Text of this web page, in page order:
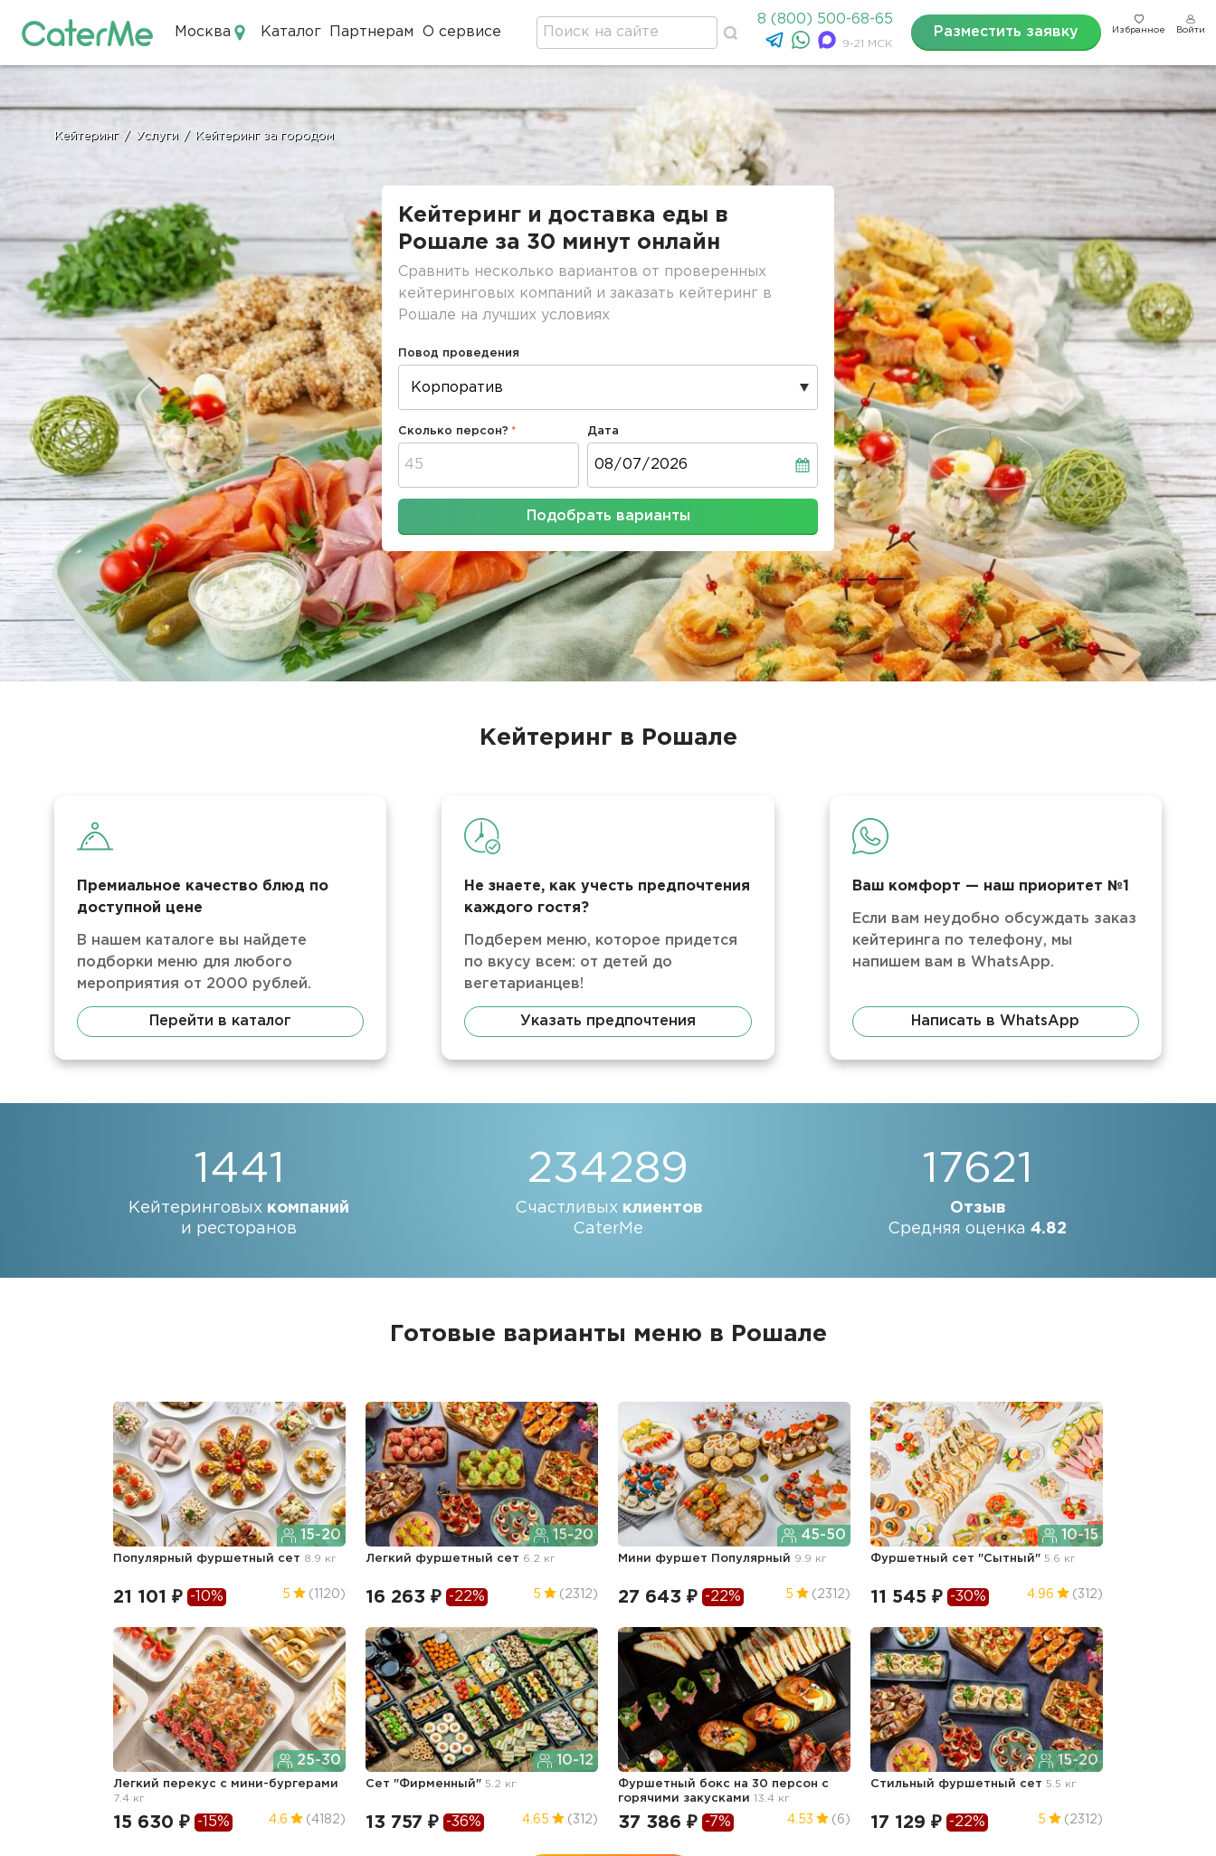
Москва Каталог Партнерам О сервисе
8 (800) 500-68-65
9-21 МСК
Разместить заявку Избранное Войти
Строка
Кейтеринг / Услуги / Кейтеринг за городом
Кейтеринг и доставка еды в
Рошале за 30 минут онлайн
Сравнить несколько вариантов от проверенных
кейтеринговых компаний и заказать кейтеринг в
Рошале на лучших условиях
Повод проведения
Сколько персон? Дата
Подобрать варианты
Кейтеринг в Рошале
Премиальное качество блюд по
доступной цене
В нашем каталоге вы найдете
подборки меню для любого
мероприятия от 2000 рублей.
Перейти в каталог
Не знаете, как учесть предпочтения
каждого гостя?
Подберем меню, которое придется
по вкусу всем: от детей до
вегетарианцев!
Указать предпочтения
Ваш комфорт — наш приоритет №1
Если вам неудобно обсуждать заказ
кейтеринга по телефону, мы
напишем вам в WhatsApp.
Написать в WhatsApp
1441
Кейтеринговых компаний
и ресторанов
234289
Счастливых клиентов
CaterMe
17621
Отзыв
Средняя оценка 4.82
Готовые варианты меню в Рошале
15-20
Популярный фуршетный сет 8.9 кг
21 101 ₽ -10% 5 (1120)
15-20
Легкий фуршетный сет 6.2 кг
16 263 ₽ -22% 5 (2312)
45-50
Мини фуршет Популярный 9.9 кг
27 643 ₽ -22% 5 (2312)
10-15
Фуршетный сет "Сытный"5.6 кг
11 545 ₽ -30% 4.96 (312)
25-30
Легкий перекус c мини-бургерами
7.4 кг
15 630 ₽ -15% 4.6 (4182)
10-12
Сет "Фирменный"5.2 кг
13 757 ₽ -36% 4.65 (312)
Фуршетный бокс на 30 персон с
горячими закусками
13.4 кг
37 386 ₽ -7% 4.53 (6)
15-20
Стильный фуршетный сет5.5 кг
17 129 ₽ -22% 5 (2312)